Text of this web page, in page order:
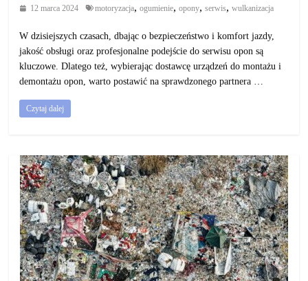
12 marca 2024 motoryzacja, ogumienie, opony, serwis, wulkanizacja
W dzisiejszych czasach, dbając o bezpieczeństwo i komfort jazdy,
jakość obsługi oraz profesjonalne podejście do serwisu opon są
kluczowe. Dlatego też, wybierając dostawcę urządzeń do montażu i
demontażu opon, warto postawić na sprawdzonego partnera …
Czytaj dalej